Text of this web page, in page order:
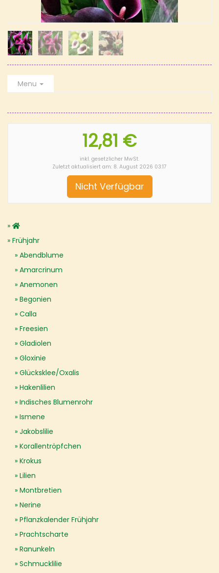
Menu
12,81 €
inkl. gesetzlicher MwSt.
Zuletzt aktualisiert am: 8. August 2026 03:17
Nicht Verfügbar
Frühjahr
Abendblume
Amarcrinum
Anemonen
Begonien
Calla
Freesien
Gladiolen
Gloxinie
Glücksklee/Oxalis
Hakenlilien
Indisches Blumenrohr
Ismene
Jakobslilie
Korallentröpfchen
Krokus
Lilien
Montbretien
Nerine
Pflanzkalender Frühjahr
Prachtscharte
Ranunkeln
Schmucklilie